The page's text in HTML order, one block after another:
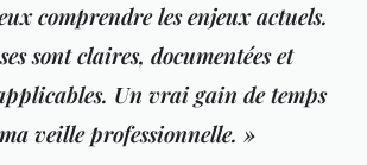
comprendre les enjeux actuels.
sont claires, documentées et
Un vrai gain de temps
veille professionnelle. »